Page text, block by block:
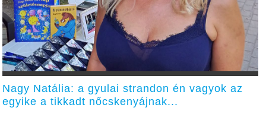
Nagy Natália: a gyulai strandon én vagyok az
egyike a tikkadt nőcskenyájnak...